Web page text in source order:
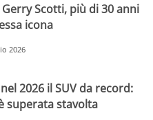
Gerry Scotti, più di 30 anni
icona
2026
2026 il SUV da record:
superata stavolta